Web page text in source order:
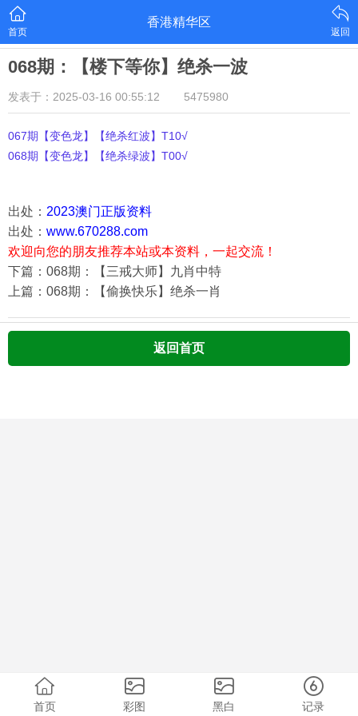
首页
香港精华区
返回
068期：【楼下等你】绝杀一波
发表于：2025-03-16 00:55:12 5475980
067期【变色龙】【绝杀红波】T10√
068期【变色龙】【绝杀绿波】T00√
出处： 2023澳门正版资料
出处： www.670288.com
欢迎向您的朋友推荐本站或本资料，一起交流！
下篇：068期：【三戒大师】九肖中特
上篇：068期：【偷换快乐】绝杀一肖
返回首页
首页 彩图 黑白 记录